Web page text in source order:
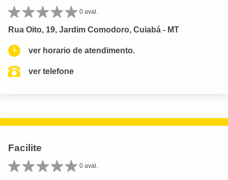
0 aval.
Rua Oito, 19, Jardim Comodoro, Cuiabá - MT
ver horario de atendimento.
ver telefone
Facilite
0 aval.